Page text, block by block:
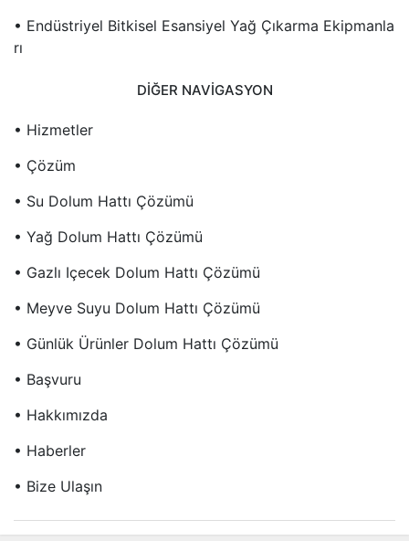
• Endüstriyel Bitkisel Esansiyel Yağ Çıkarma Ekipmanla
Rı
DIĞER NAVIGASYON
• Hizmetler
• Çözüm
• Su Dolum Hattı Çözümü
• Yağ Dolum Hattı Çözümü
• Gazlı Içecek Dolum Hattı Çözümü
• Meyve Suyu Dolum Hattı Çözümü
• Günlük Ürünler Dolum Hattı Çözümü
• Başvuru
• Hakkımızda
• Haberler
• Bize Ulaşın